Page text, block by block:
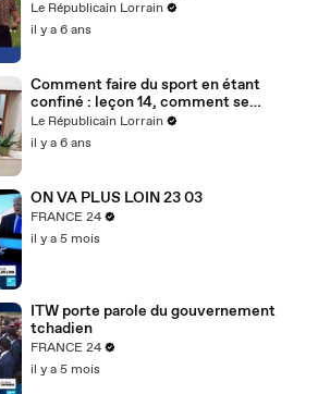
Le Républicain Lorrain
il y a 6 ans
Comment faire du sport en étant
confiné : leçon 14, comment se
muscler avec des bouteilles d'eau ?
Le Républicain Lorrain
il y a 6 ans
ON VA PLUS LOIN 23 03
FRANCE 24
il y a 5 mois
ITW porte parole du gouvernement
tchadien
FRANCE 24
il y a 5 mois